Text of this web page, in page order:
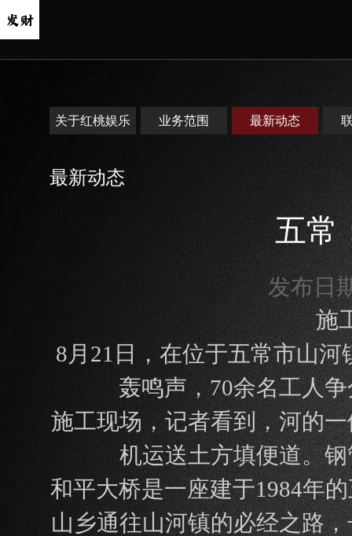
关于红桃娱乐 业务范围 最新动态
最新动态
五常
发布日
施
8月21日，在位于五常市山
轰鸣声，70余名工人
施工现场，记者看到，河的
机运送土方填便道。
和平大桥是一座建于1984年
山乡通往山河镇的必经之路